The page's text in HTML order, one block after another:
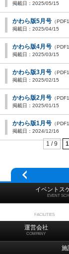
掲載日：2025/05/15
かわら版5月号 （
掲載日：2025/04/15
かわら版4月号 （
掲載日：2025/03/15
かわら版3月号 （
掲載日：2025/02/15
かわら版2月号 （
掲載日：2025/01/15
かわら版1月号 （
掲載日：2024/12/16
1 / 9 1
イベントス
EVENT
FACILITIES
運営会社
COMPANY
施